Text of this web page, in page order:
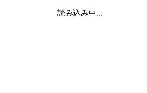
読み込み中...